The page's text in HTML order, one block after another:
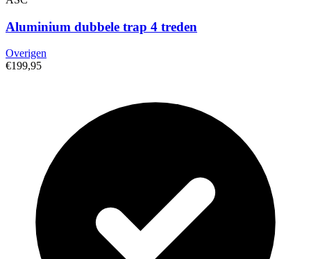
Aluminium dubbele trap 4 treden
Overigen
€199,95